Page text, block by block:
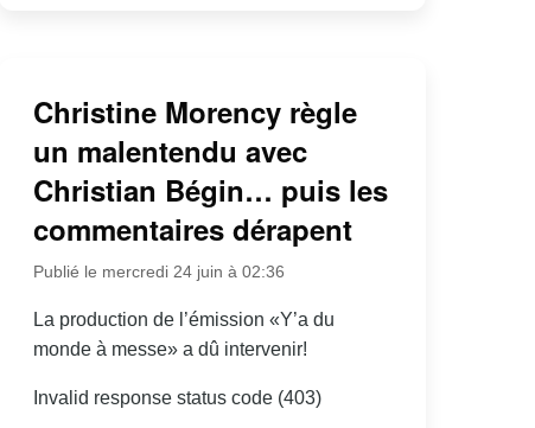
Christine Morency règle
un malentendu avec
Christian Bégin… puis les
commentaires dérapent
Publié le mercredi 24 juin à 02:36
La production de l’émission «Y’a du
monde à messe» a dû intervenir!
Invalid response status code (403)